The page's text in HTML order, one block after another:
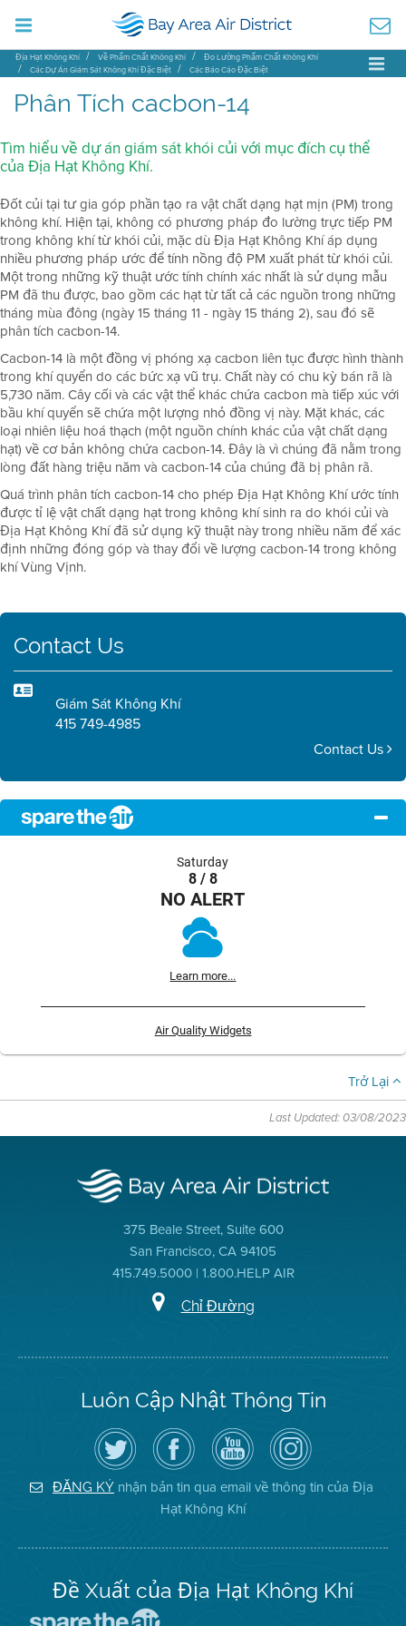
Địa Hạt Không Khí Về Phẩm Chất Không Khí
Đo Lường Phẩm Chất Không Khí
Các Dự Án Giám Sát Không Khí Đặc Biệt
Các Báo Cáo Đặc Biệt
Phân Tích cacbon-14
Tìm hiểu về dự án giám sát khói củi với mục đích cụ thể
của Địa Hạt Không Khí.
Đốt củi tại tư gia góp phần tạo ra vật chất dạng hạt mịn (PM) trong
không khí. Hiện tại, không có phương pháp đo lường trực tiếp PM
trong không khí từ khói củi, mặc dù Địa Hạt Không Khí áp dụng
nhiều phương pháp ước để tính nồng độ PM xuất phát từ khói củi.
Một trong những kỹ thuật ước tính chính xác nhất là sử dụng mẫu
PM đã thu được, bao gồm các hạt từ tất cả các nguồn trong những
tháng mùa đông (ngày 15 tháng 11 - ngày 15 tháng 2), sau đó sẽ
phân tích cacbon-14.
Cacbon-14 là một đồng vị phóng xạ cacbon liên tục được hình thành
trong khí quyển do các bức xạ vũ trụ. Chất này có chu kỳ bán rã là
5,730 năm. Cây cối và các vật thể khác chứa cacbon mà tiếp xúc với
bầu khí quyển sẽ chứa một lượng nhỏ đồng vị này. Mặt khác, các
loại nhiên liệu hoá thạch (một nguồn chính khác của vật chất dạng
hạt) về cơ bản không chứa cacbon-14. Đây là vì chúng đã nằm trong
lòng đất hàng triệu năm và cacbon-14 của chúng đã bị phân rã.
Quá trình phân tích cacbon-14 cho phép Địa Hạt Không Khí ước tính
được tỉ lệ vật chất dạng hạt trong không khí sinh ra do khói củi và
Địa Hạt Không Khí đã sử dụng kỹ thuật này trong nhiều năm để xác
định những đóng góp và thay đổi về lượng cacbon-14 trong không
khí Vùng Vịnh.
Contact Us
Giám Sát Không Khí
415 749-4985
Contact Us
Saturday
8 / 8
NO ALERT
Learn more...
Air Quality Widgets
Trở Lại
Last Updated: 03/08/2023
375 Beale Street, Suite 600
San Francisco, CA 94105
415.749.5000 | 1.800.HELP AIR
Chỉ Đường
Luôn Cập Nhật Thông Tin
Hãy
theo
dõi
Địa
Hạt
Không
Truy
cập
Trang
Facebook
của
Địa
Hạt
Kênh
YouTube
của
Địa
Hạt
Không
Khí
Air
District
on
Instagram
ĐĂNG KÝ nhận bản tin qua email về thông tin của Địa
Hạt Không Khí
Đề Xuất của Địa Hạt Không Khí